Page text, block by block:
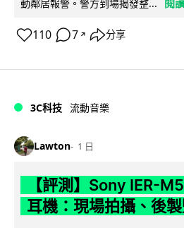
動鄰居報警。警方到場揭發整...
110 7 ↗ 分享
3C科技 流動音樂
Lawton 1 日
【評測】Sony IER-
耳機：現場拍攝、後